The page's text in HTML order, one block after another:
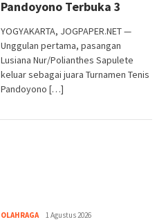
Pandoyono Terbuka 3
YOGYAKARTA, JOGPAPER.NET —
Unggulan pertama, pasangan
Lusiana Nur/Polianthes Sapulete
keluar sebagai juara Turnamen Tenis
Pandoyono […]
OLAHRAGAHeri1 Agustus 2026